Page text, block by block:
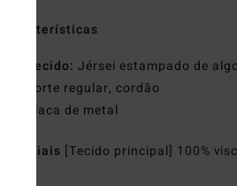
Características
Tecido: Jérsei estampado de
Corte regular, cordão
Placa de metal
Materiais [Tecido principal] 100%